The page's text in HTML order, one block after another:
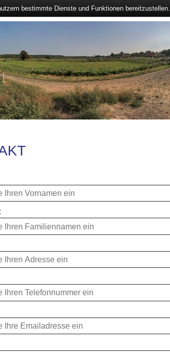
bestimmte Dienste und Funktionen bereitzustellen.